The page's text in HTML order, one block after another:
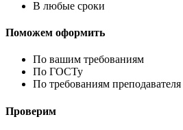
В любые сроки
Поможем оформить
По вашим требованиям
По ГОСТу
По требованиям преподавателя
Проверим